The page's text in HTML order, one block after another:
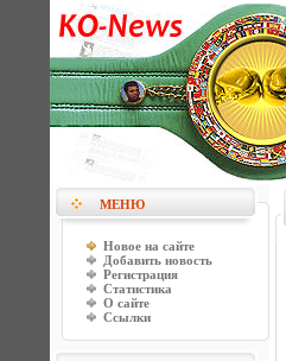
МЕНЮ
Новое на сайте
Добавить новость
Регистрация
Статистика
О сайте
Ссылки